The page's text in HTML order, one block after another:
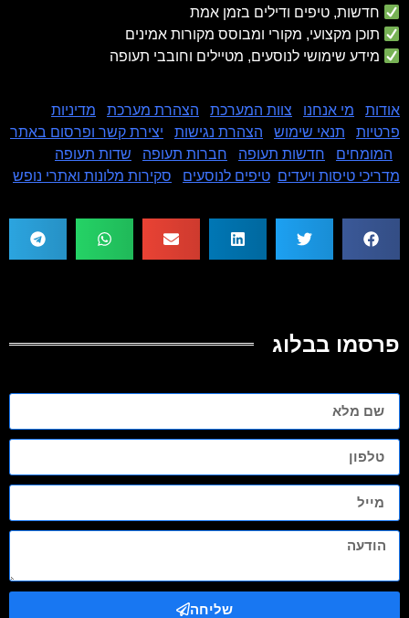
חדשות, טיפים ודילים בזמן אמת
תוכן מקצועי, מקורי ומבוסס מקורות אמינים
מידע שימושי לנוסעים, מטיילים וחובבי תעופה
אודות מי אנחנו צוות המערכת הצהרת מערכת
מדיניות
פרטיות
תנאי שימוש הצהרת נגישות
יצירת קשר ופרסום באתר
המומחים חדשות תעופה חברות תעופה שדות תעופה
מדריכי טיסות ויעדים טיפים לנוסעים סקירות מלונות ואתרי נופש
פרסמו בבלוג
שליחה